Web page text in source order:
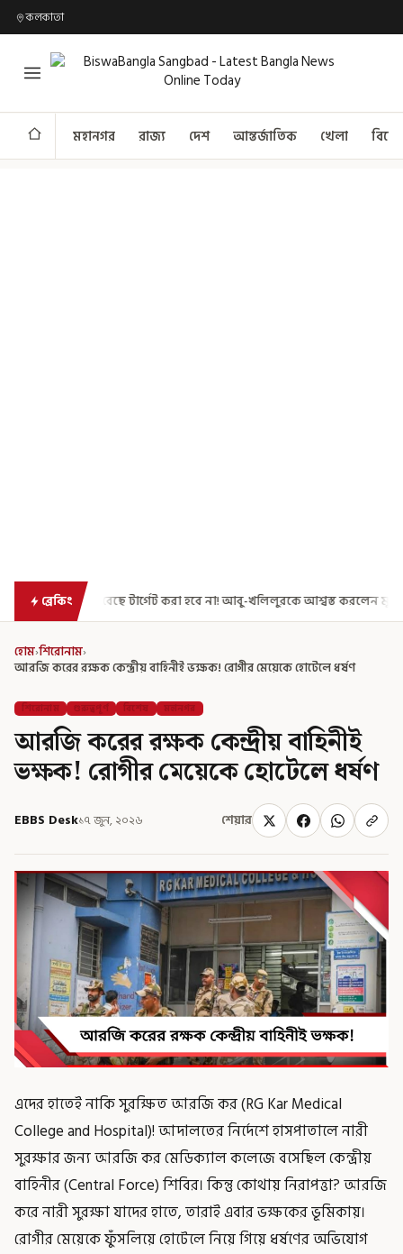
কলকাতা
মহানগর রাজ্য দেশ আন্তর্জাতিক খেলা
ব্রেকিং
করা হবে না! আবু-খলিলুরকে আশ্বস্ত করলেন মুখ্যমন্ত্রী এগিয়ে গেল
হোম›শিরোনাম›
আরজি করের রক্ষক কেন্দ্রীয় বাহিনীই ভক্ষক! রোগীর মেয়েকে হোটেলে ধর্ষণ
শিরোনাম গুরুত্বপূর্ণ বিশেষ মহানগর
আরজি করের রক্ষক কেন্দ্রীয় বাহিনীই
ভক্ষক! রোগীর মেয়েকে হোটেলে ধর্ষণ
EBBS Desk১৭ জুন, ২০২৬ শেয়ার
এদের হাতেই নাকি সুরক্ষিত আরজি কর (RG Kar Medical
College and Hospital)! আদালতের নির্দেশে হাসপাতালে নারী
সুরক্ষার জন্য আরজি কর মেডিক্যাল কলেজে বসেছিল কেন্দ্রীয়
বাহিনীর (Central Force) শিবির। কিন্তু কোথায় নিরাপত্তা? আরজি
করে নারী সুরক্ষা যাদের হাতে, তারাই এবার ভক্ষকের ভূমিকায়।
রোগীর মেয়েকে ফুঁসলিয়ে হোটেলে নিয়ে গিয়ে ধর্ষণের অভিযোগ